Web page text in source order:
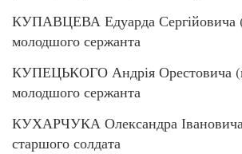
КУПАВЦЕВА Едуарда Сергійовича
молодшого сержанта
КУПЕЦЬКОГО Андрія Орестовича
молодшого сержанта
КУХАРЧУКА Олександра
старшого солдата